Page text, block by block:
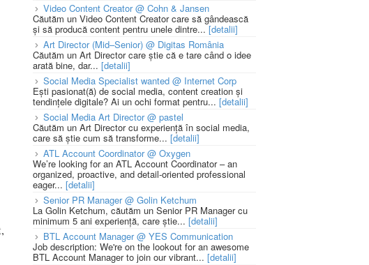
Video Content Creator @ Cohn & Jansen
Căutăm un Video Content Creator care să gândească
și să producă content pentru unele dintre...[detalii]
Art Director (Mid–Senior) @ Digitas România
Căutăm un Art Director care știe că e tare când o idee
arată bine, dar... [detalii]
Social Media Specialist wanted @ Internet Corp
Ești pasionat(ă) de social media, content creation și
tendințele digitale? Ai un ochi format pentru... [detalii]
Social Media Art Director @ pastel
Căutăm un Art Director cu experiență în social media,
care să știe cum să transforme... [detalii]
ATL Account Coordinator @ Oxygen
We’re looking for an ATL Account Coordinator – an
organized, proactive, and detail-oriented professional
eager... [detalii]
Senior PR Manager @ Golin Ketchum
La Golin Ketchum, căutăm un Senior PR Manager cu
minimum 5 ani experiență, care știe... [detalii]
BTL Account Manager @ YES Communication
Job description: We're on the lookout for an awesome
BTL Account Manager to join our vibrant... [detalii]